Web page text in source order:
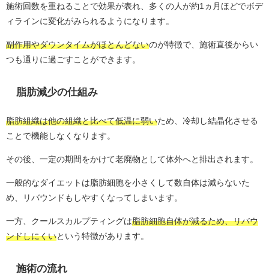
施術回数を重ねることで効果が表れ、多くの人が約1ヵ月ほどでボデ
ィラインに変化がみられるようになります。
副作用やダウンタイムがほとんどないのが特徴で、施術直後からい
つも通りに過ごすことができます。
脂肪減少の仕組み
脂肪組織は他の組織と比べて低温に弱いため、冷却し結晶化させる
ことで機能しなくなります。
その後、一定の期間をかけて老廃物として体外へと排出されます。
一般的なダイエットは脂肪細胞を小さくして数自体は減らないた
め、リバウンドもしやすくなってしまいます。
一方、クールスカルプティングは脂肪細胞自体が減るため、リバウ
ンドしにくいという特徴があります。
施術の流れ